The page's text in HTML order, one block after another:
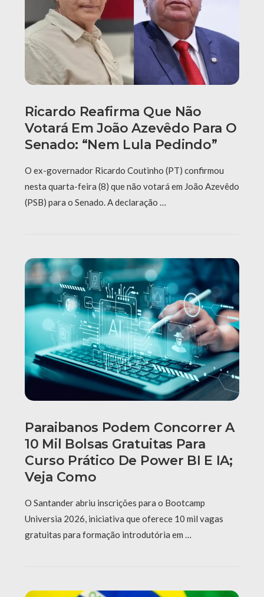
Ricardo Reafirma Que Não
Votará Em João Azevêdo Para O
Senado: “Nem Lula Pedindo”
O ex-governador Ricardo Coutinho (PT) confirmou
nesta quarta-feira (8) que não votará em João Azevêdo
(PSB) para o Senado. A declaração …
Paraibanos Podem Concorrer A
10 Mil Bolsas Gratuitas Para
Curso Prático De Power BI E IA;
Veja Como
O Santander abriu inscrições para o Bootcamp
Universia 2026, iniciativa que oferece 10 mil vagas
gratuitas para formação introdutória em …